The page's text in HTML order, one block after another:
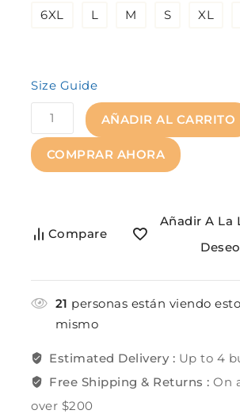
6XL L M S XL
Size Guide
AÑADIR AL CARRITO
COMPRAR AHORA
Compare
Añadir A La
21 personas están viendo
mismo
Estimated Delivery : Up to 4
Free Shipping & Returns :On
over $200